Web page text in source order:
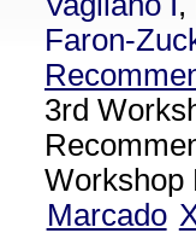
Faron-
3rd
Workshop
Marcado